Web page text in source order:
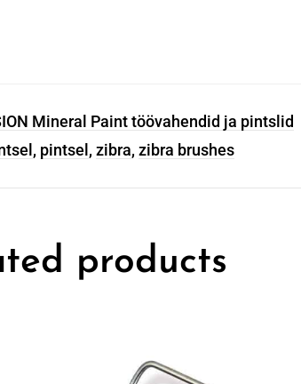
Mineral Paint töövahendid ja pintslid
, pintsel , zibra, zibra brushes
products